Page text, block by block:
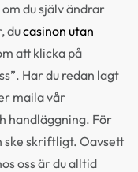
du själv ändrar
ducasinon utan
att klicka på
Har du redan lagt
maila vår
handläggning. För
ske skriftligt. Oavsett
oss är du alltid